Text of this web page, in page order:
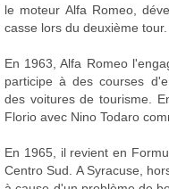
le moteur Alfa Romeo,
casse lors du deuxième tour.
En 1963, Alfa Romeo
participe à des courses
des voitures de tourisme.
Florio avec Nino Todaro
En 1965, il revient en
Centro Sud. A Syracuse,